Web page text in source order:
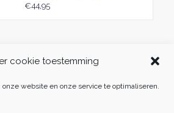
cookie toestemming
website en onze service te optimaliseren.
€44,95